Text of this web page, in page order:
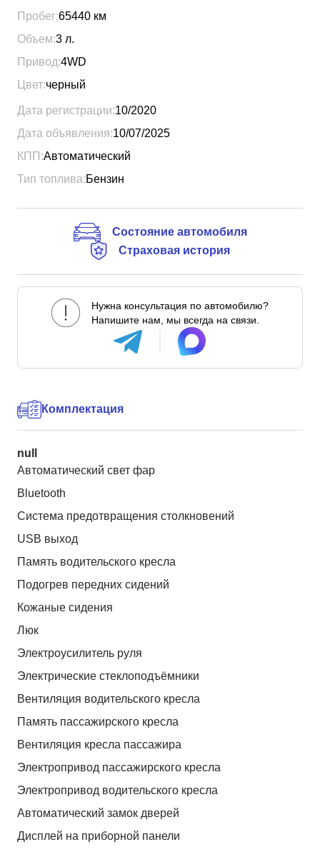
Пробег:65440 км
Объем:3 л.
Привод:4WD
Цвет:черный
Дата регистрации:10/2020
Дата объявления:10/07/2025
КПП:Автоматический
Тип топлива:Бензин
Состояние автомобиля
Страховая история
Нужна консультация по автомобилю?
Напишите нам, мы всегда на связи.
Комплектация
null
Автоматический свет фар
Bluetooth
Система предотвращения столкновений
USB выход
Память водительского кресла
Подогрев передних сидений
Кожаные сидения
Люк
Электроусилитель руля
Электрические стеклоподъёмники
Вентиляция водительского кресла
Память пассажирского кресла
Вентиляция кресла пассажира
Электропривод пассажирского кресла
Электропривод водительского кресла
Автоматический замок дверей
Дисплей на приборной панели